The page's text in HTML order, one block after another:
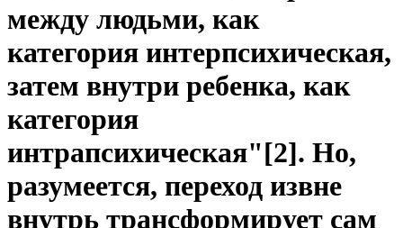
между людьми, как
категория интерпсихическая,
затем внутри ребенка, как
категория
интрапсихическая"[2]. Но,
разумеется, переход извне
внутрь трансформирует сам